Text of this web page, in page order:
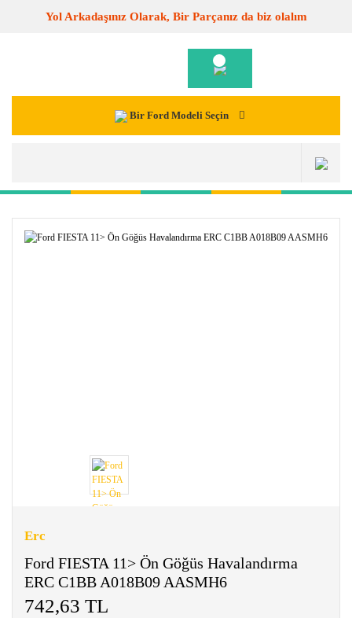
Yol Arkadaşınız Olarak, Bir Parçanız da biz olalım
Bir Ford Modeli Seçin
Erc
Ford FIESTA 11> Ön Göğüs Havalandırma
ERC C1BB A018B09 AASMH6
742,63 TL